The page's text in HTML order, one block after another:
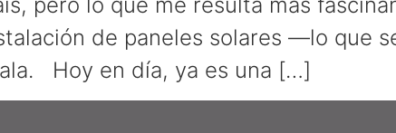
pero lo que me resulta más
de paneles solares —lo que
Hoy en día, ya es una […]